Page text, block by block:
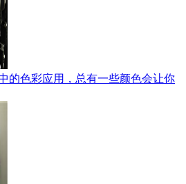
色彩应用，总有一些颜色会让你